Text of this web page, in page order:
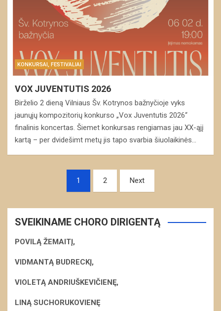
KONKURSAI, FESTIVALIAI
VOX JUVENTUTIS 2026
Birželio 2 dieną Vilniaus Šv. Kotrynos bažnyčioje vyks
jaunųjų kompozitorių konkurso „Vox Juventutis 2026“
finalinis koncertas. Šiemet konkursas rengiamas jau XX-ąjį
kartą – per dvidešimt metų jis tapo svarbia šiuolaikinės…
įrašų
1 2 Next
SVEIKINAME CHORO DIRIGENTĄ
POVILĄ ŽEMAITĮ,
VIDMANTĄ BUDRECKĮ,
VIOLETĄ ANDRIUŠKEVIČIENĘ,
LINĄ SUCHORUKOVIENĘ